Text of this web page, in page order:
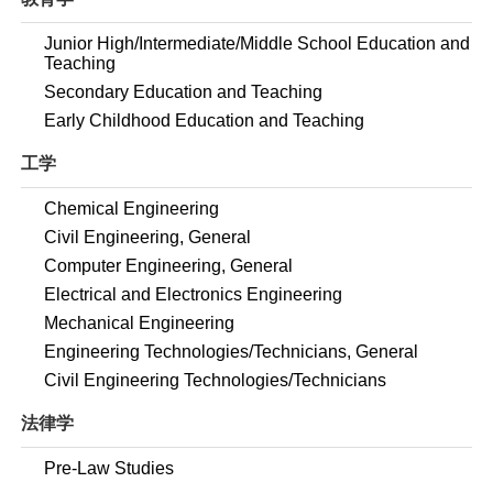
Junior High/Intermediate/Middle School Education and
Teaching
Secondary Education and Teaching
Early Childhood Education and Teaching
工学
Chemical Engineering
Civil Engineering, General
Computer Engineering, General
Electrical and Electronics Engineering
Mechanical Engineering
Engineering Technologies/Technicians, General
Civil Engineering Technologies/Technicians
法律学
Pre-Law Studies